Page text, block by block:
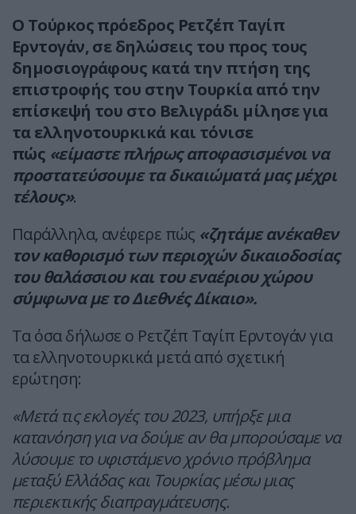
Ο Τούρκος πρόεδρος Ρετζέπ Ταγίπ
Ερντογάν, σε δηλώσεις του προς τους
δημοσιογράφους κατά την πτήση της
επιστροφής του στην Τουρκία από την
επίσκεψή του στο Βελιγράδι μίλησε για
τα ελληνοτουρκικά και τόνισε
πώς «είμαστε πλήρως αποφασισμένοι να
προστατεύσουμε τα δικαιώματά μας μέχρι
τέλους».
Παράλληλα, ανέφερε πώς «ζητάμε ανέκαθεν
τον καθορισμό των περιοχών δικαιοδοσίας
του θαλάσσιου και του εναέριου χώρου
σύμφωνα με το Διεθνές Δίκαιο».
Τα όσα δήλωσε ο Ρετζέπ Ταγίπ Ερντογάν για
τα ελληνοτουρκικά μετά από σχετική
ερώτηση:
«Μετά τις εκλογές του 2023, υπήρξε μια
κατανόηση για να δούμε αν θα μπορούσαμε να
λύσουμε το υφιστάμενο χρόνιο πρόβλημα
μεταξύ Ελλάδας και Τουρκίας μέσω μιας
περιεκτικής διαπραγμάτευσης.